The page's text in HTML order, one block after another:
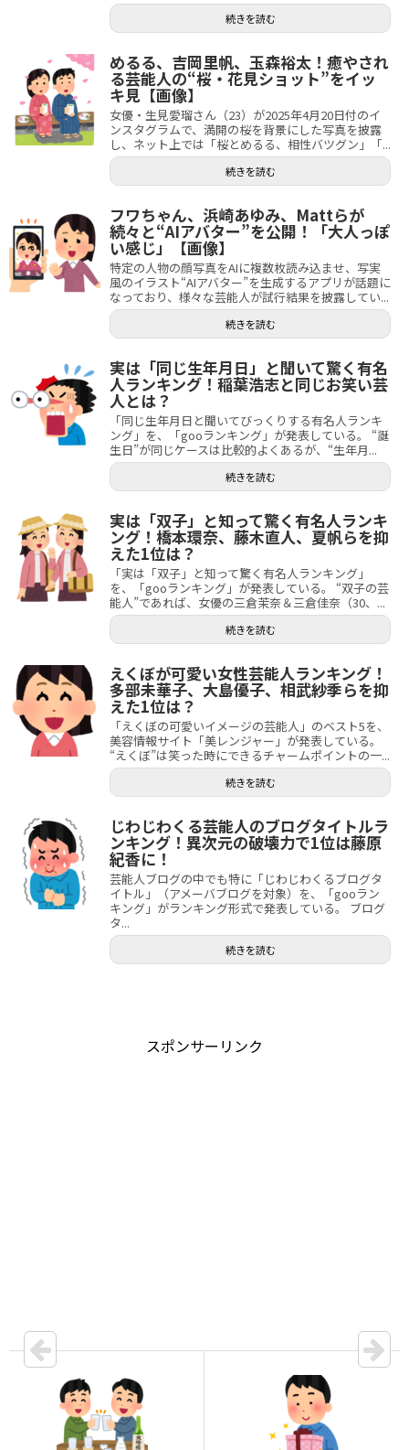
続きを読む
めるる、吉岡里帆、玉森裕太！癒やされ
る芸能人の“桜・花見ショット”をイッ
キ見【画像】
女優・生見愛瑠さん（23）が2025年4月20日付のイ
ンスタグラムで、満開の桜を背景にした写真を披露
し、ネット上では「桜とめるる、相性バツグン」「...
続きを読む
フワちゃん、浜崎あゆみ、Mattらが
続々と“AIアバター”を公開！「大人っぽ
い感じ」【画像】
特定の人物の顔写真をAIに複数枚読み込ませ、写実
風のイラスト“AIアバター”を生成するアプリが話題に
なっており、様々な芸能人が試行結果を披露してい...
続きを読む
実は「同じ生年月日」と聞いて驚く有名
人ランキング！稲葉浩志と同じお笑い芸
人とは？
「同じ生年月日と聞いてびっくりする有名人ランキ
ング」を、「gooランキング」が発表している。 “誕
生日”が同じケースは比較的よくあるが、“生年月...
続きを読む
実は「双子」と知って驚く有名人ランキ
ング！橋本環奈、藤木直人、夏帆らを抑
えた1位は？
「実は「双子」と知って驚く有名人ランキング」
を、「gooランキング」が発表している。 “双子の芸
能人”であれば、女優の三倉茉奈＆三倉佳奈（30、...
続きを読む
えくぼが可愛い女性芸能人ランキング！
多部未華子、大島優子、相武紗季らを抑
えた1位は？
「えくぼの可愛いイメージの芸能人」のベスト5を、
美容情報サイト「美レンジャー」が発表している。
“えくぼ”は笑った時にできるチャームポイントの一...
続きを読む
じわじわくる芸能人のブログタイトルラ
ンキング！異次元の破壊力で1位は藤原
紀香に！
芸能人ブログの中でも特に「じわじわくるブログタ
イトル」（アメーバブログを対象）を、「gooラン
キング」がランキング形式で発表している。 ブログ
タ...
続きを読む
スポンサーリンク